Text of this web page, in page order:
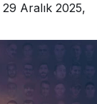
29 Aralık 2025,